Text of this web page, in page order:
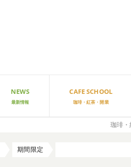
NEWS
最新情報
CAFE SCHOOL
珈琲・紅茶・開業
珈琲・
期間限定